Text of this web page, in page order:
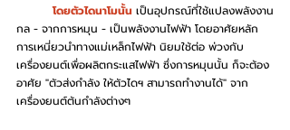
	โดยตัวไดนาโมนั้น
เป็นอุปกรณ์ที่ใช้แปลงพลังงาน
กล - จากการหมุน - เป็นพลังงานไฟฟ้า โดยอาศัยหลัก
การเหนี่ยวนำทางแม่เหล็กไฟฟ้า นิยมใช้ต่อ พ่วงกับ
เครื่องยนต์เพื่อผลิตกระแสไฟฟ้า ซึ่งการหมุนนั้น ก็จะต้อง
อาศัย "ตัวส่งกำลัง ให้ตัวไดฯ สามารถทำงานได้" จาก
เครื่องยนต์ต้นกำลังต่างๆ